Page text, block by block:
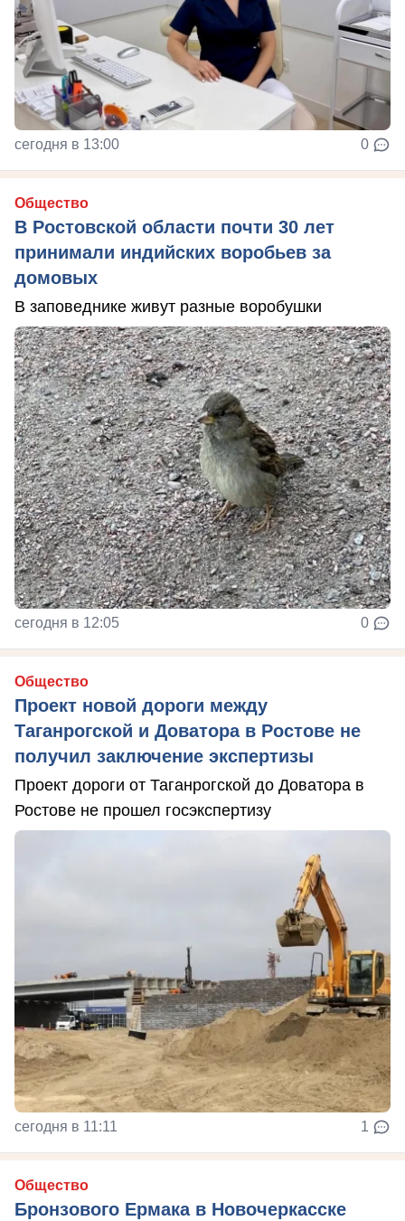
сегодня в 13:00 0
Общество
В Ростовской области почти 30 лет
принимали индийских воробьев за
домовых
В заповеднике живут разные воробушки
сегодня в 12:05 0
Общество
Проект новой дороги между
Таганрогской и Доватора в Ростове не
получил заключение экспертизы
Проект дороги от Таганрогской до Доватора в
Ростове не прошел госэкспертизу
сегодня в 11:11 1
Общество
Бронзового Ермака в Новочеркасске